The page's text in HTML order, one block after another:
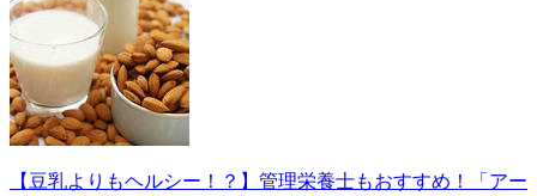
【豆乳よりもヘルシー！？】管理栄養士もおすすめ！「アー